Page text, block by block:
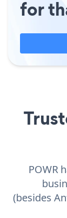
for
POWR
(besides